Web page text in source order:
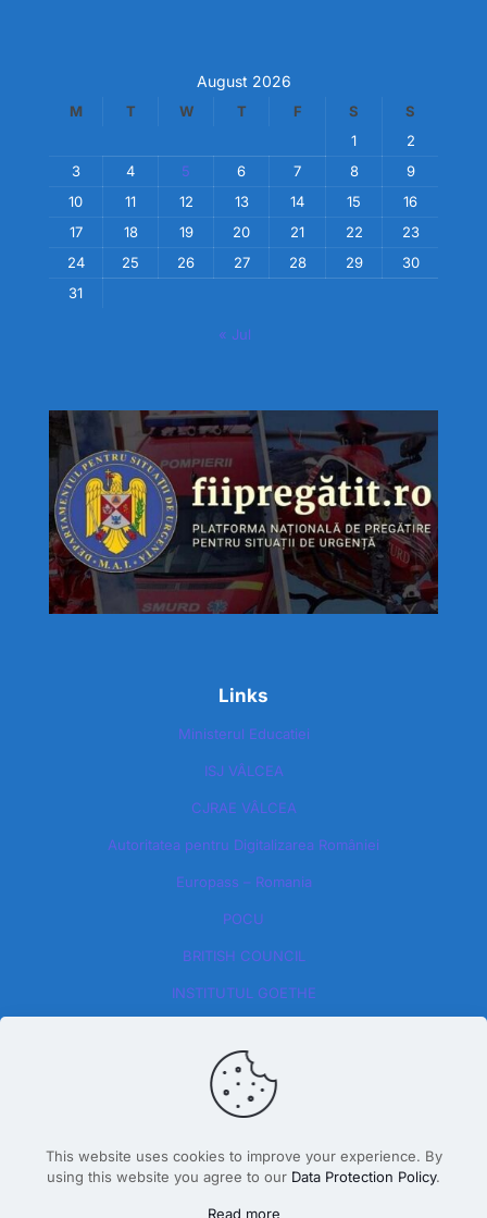
August 2026
M T W T F S
S
1
2
3
4 5 6 7 8
9
10
11 12 13 14 15
16
17
18 19 20 21 22
23
24
25 26 27 28 29
30
31
« Jul
Links
Ministerul Educatiei
ISJ VÂLCEA
CJRAE VÂLCEA
Autoritatea pentru Digitalizarea României​
Europass – Romania
POCU
BRITISH COUNCIL
INSTITUTUL GOETHE
Design By Dăscălete Alexandru 2026
This website uses cookies to improve your experience. By
using this website you agree to our Data Protection Policy.
Read more